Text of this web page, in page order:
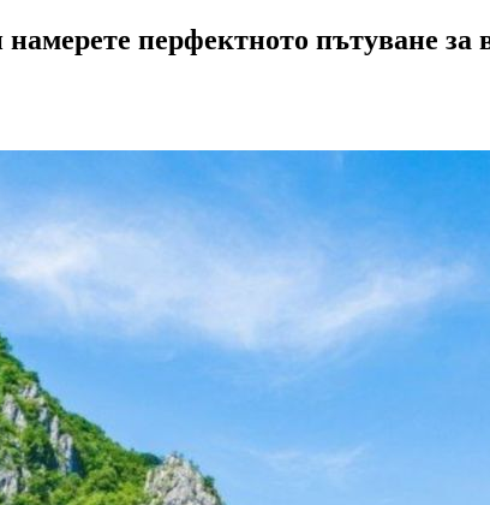
перфектното пътуване за